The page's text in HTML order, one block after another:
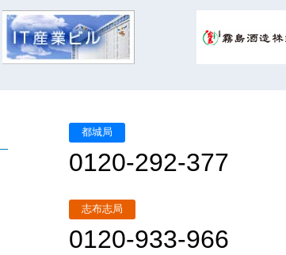
都城局
0120-292-377
志布志局
0120-933-966